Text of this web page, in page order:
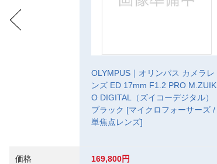
価格
OLYMPUS｜オリンパス カメラレ
ンズ ED 17mm F1.2 PRO M.ZUIK
O DIGITAL（ズイコーデジタル）
ブラック [マイクロフォーサーズ /
単焦点レンズ]
169,800円